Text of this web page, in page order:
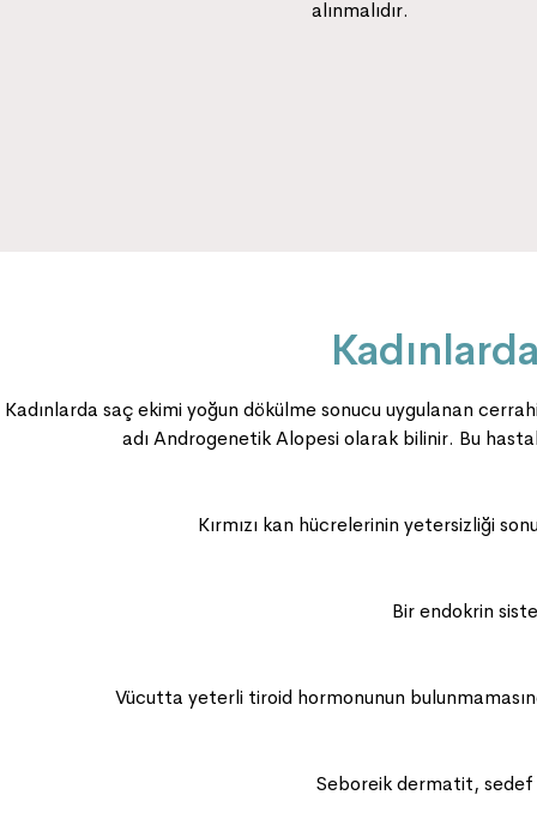
eye on their socials so you can seealınmalıdır.
Kadınlarda saç ekimi yoğun dökülme sonucu uygulanan
adı Androgenetik Alopesi olarak bilinir. Bu
Kırmızı kan hücrelerinin yetersizliği
Bir endokrin
Vücutta yeterli tiroid hormonunun
Seboreik dermatit, sedef